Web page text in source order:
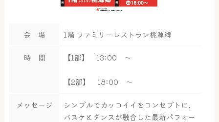
会 場 1階 ファミリーレストラン桃源郷
時 間 【1部】 13:00 ～
【2部】 18:00 ～
メッセージ
シンプルでカッコイイをコンセプトに、
バスケとダンスが融合した最新パフォー